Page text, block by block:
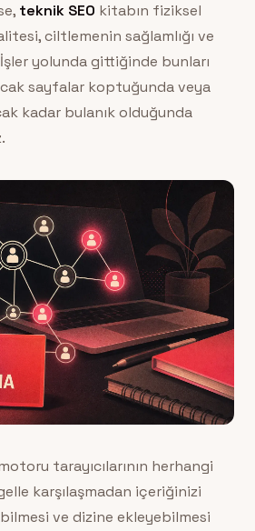
teknik SEO kitabın fiziksel
ciltlemenin sağlamlığı ve
yolunda gittiğinde bunları
sayfalar koptuğunda veya
kadar bulanık olduğunda
tarayıcılarının herhangi
karşılaşmadan içeriğinizi
ve dizine ekleyebilmesi